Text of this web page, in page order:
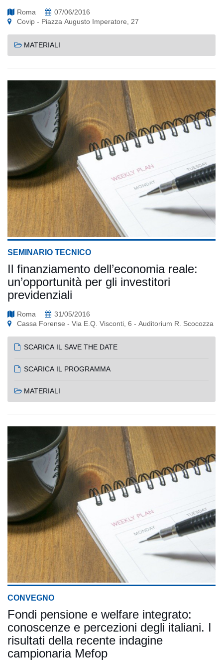
Roma
07/06/2016
Covip - Piazza Augusto Imperatore, 27
MATERIALI
SEMINARIO TECNICO
Il finanziamento dell’economia reale:
un’opportunità per gli investitori
previdenziali
Roma
31/05/2016
Cassa Forense - Via E.Q. Visconti, 6 - Auditorium R. Scocozza
SCARICA IL SAVE THE DATE
SCARICA IL PROGRAMMA
MATERIALI
CONVEGNO
Fondi pensione e welfare integrato:
conoscenze e percezioni degli italiani. I
risultati della recente indagine
campionaria Mefop